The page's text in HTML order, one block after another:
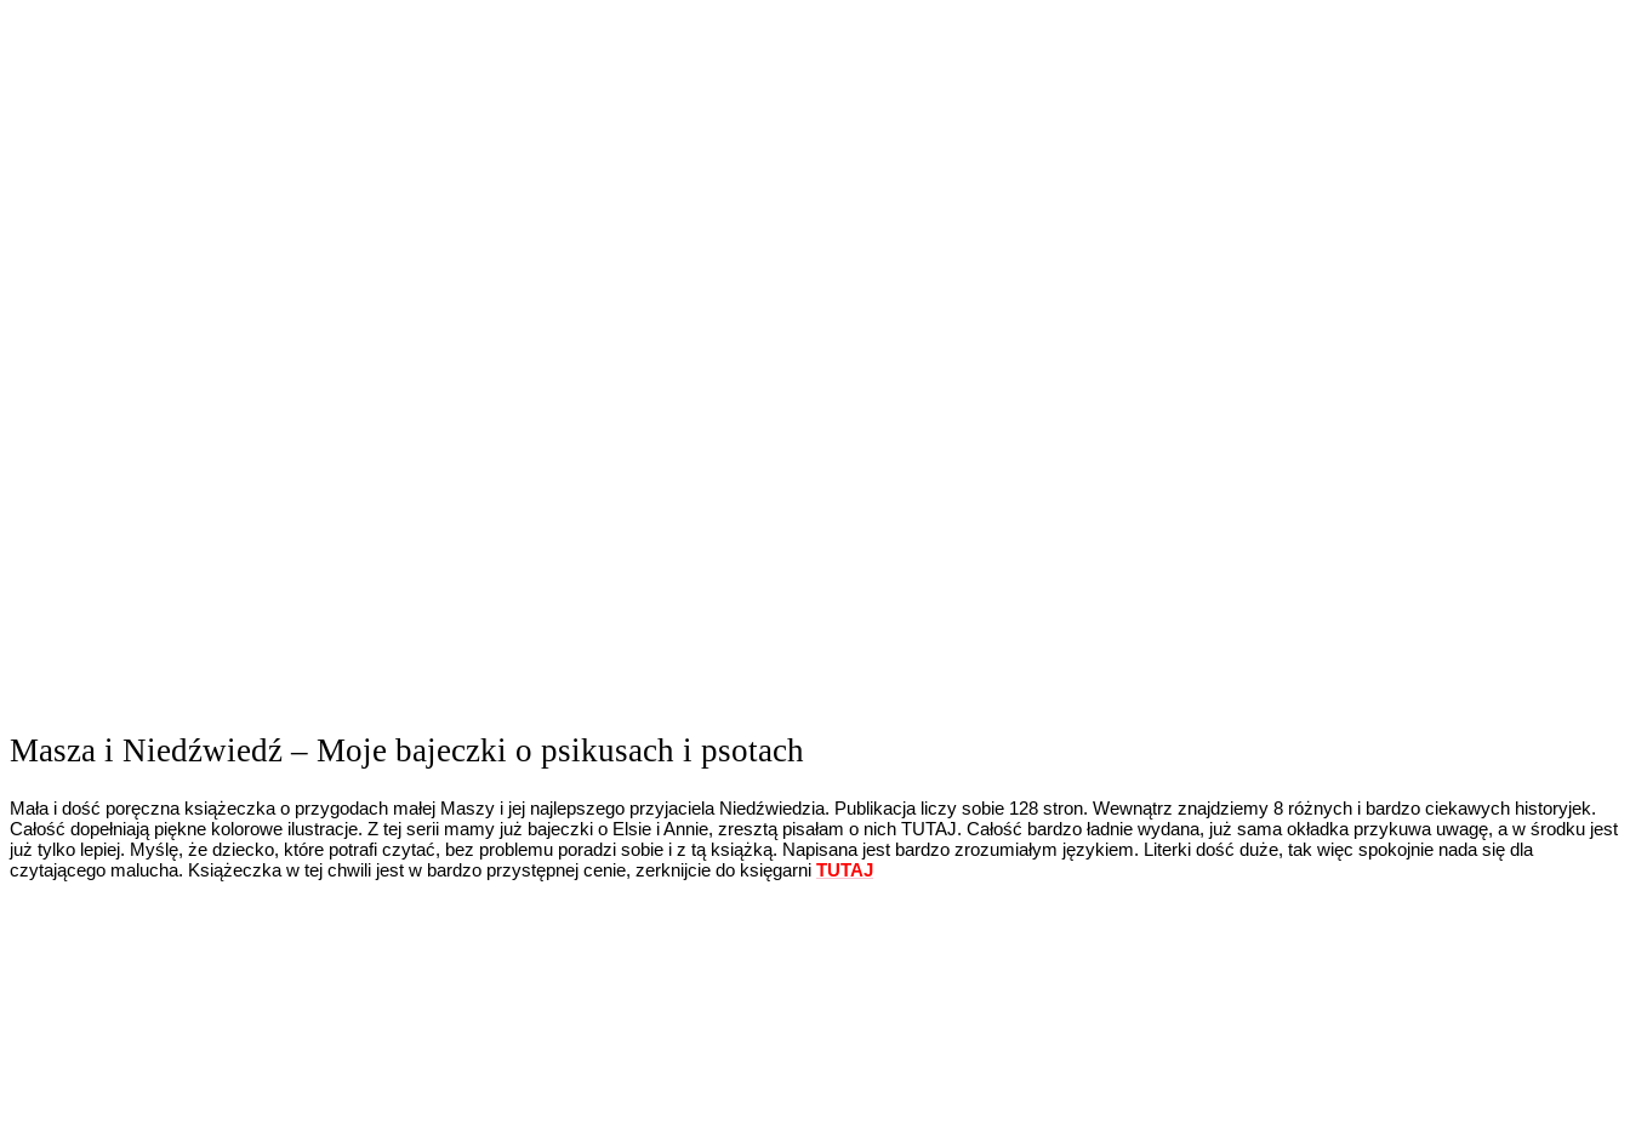
Masza i Niedźwiedź – Moje bajeczki o psikusach i psotach
Mała i dość poręczna książeczka o przygodach małej Maszy i jej najlepszego przyjaciela Niedźwiedzia. Publikacja liczy sobie 128 stron. Wewnątrz znajdziemy 8 różnych i bardzo ciekawych historyjek.
Całość dopełniają piękne kolorowe ilustracje. Z tej serii mamy już bajeczki o Elsie i Annie, zresztą pisałam o nich TUTAJ. Całość bardzo ładnie wydana, już sama okładka przykuwa uwagę, a w środku jest
już tylko lepiej. Myślę, że dziecko, które potrafi czytać, bez problemu poradzi sobie i z tą książką. Napisana jest bardzo zrozumiałym językiem. Literki dość duże, tak więc spokojnie nada się dla
czytającego malucha. Książeczka w tej chwili jest w bardzo przystępnej cenie, zerknijcie do księgarni TUTAJ